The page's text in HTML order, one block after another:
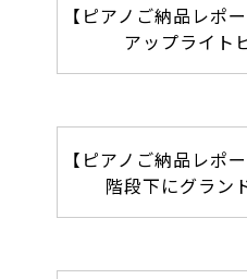
【ピアノご納品レポ
アップライト
【ピアノご納品レポ
階段下にグラン